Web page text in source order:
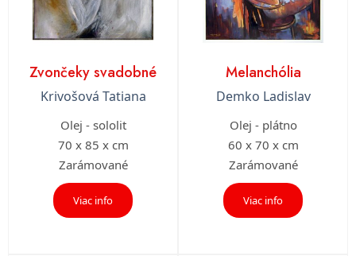
Zvončeky svadobné
Krivošová Tatiana
Olej - sololit
70 x 85 x cm
Zarámované
Viac info
Melanchólia
Demko Ladislav
Olej - plátno
60 x 70 x cm
Zarámované
Viac info